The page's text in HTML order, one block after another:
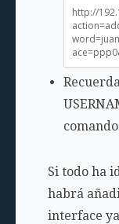
Si todo ha
habrá
interface